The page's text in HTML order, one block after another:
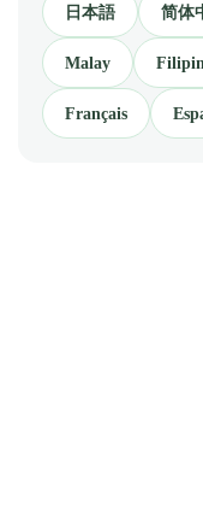
日本語 简体
Malay
Français